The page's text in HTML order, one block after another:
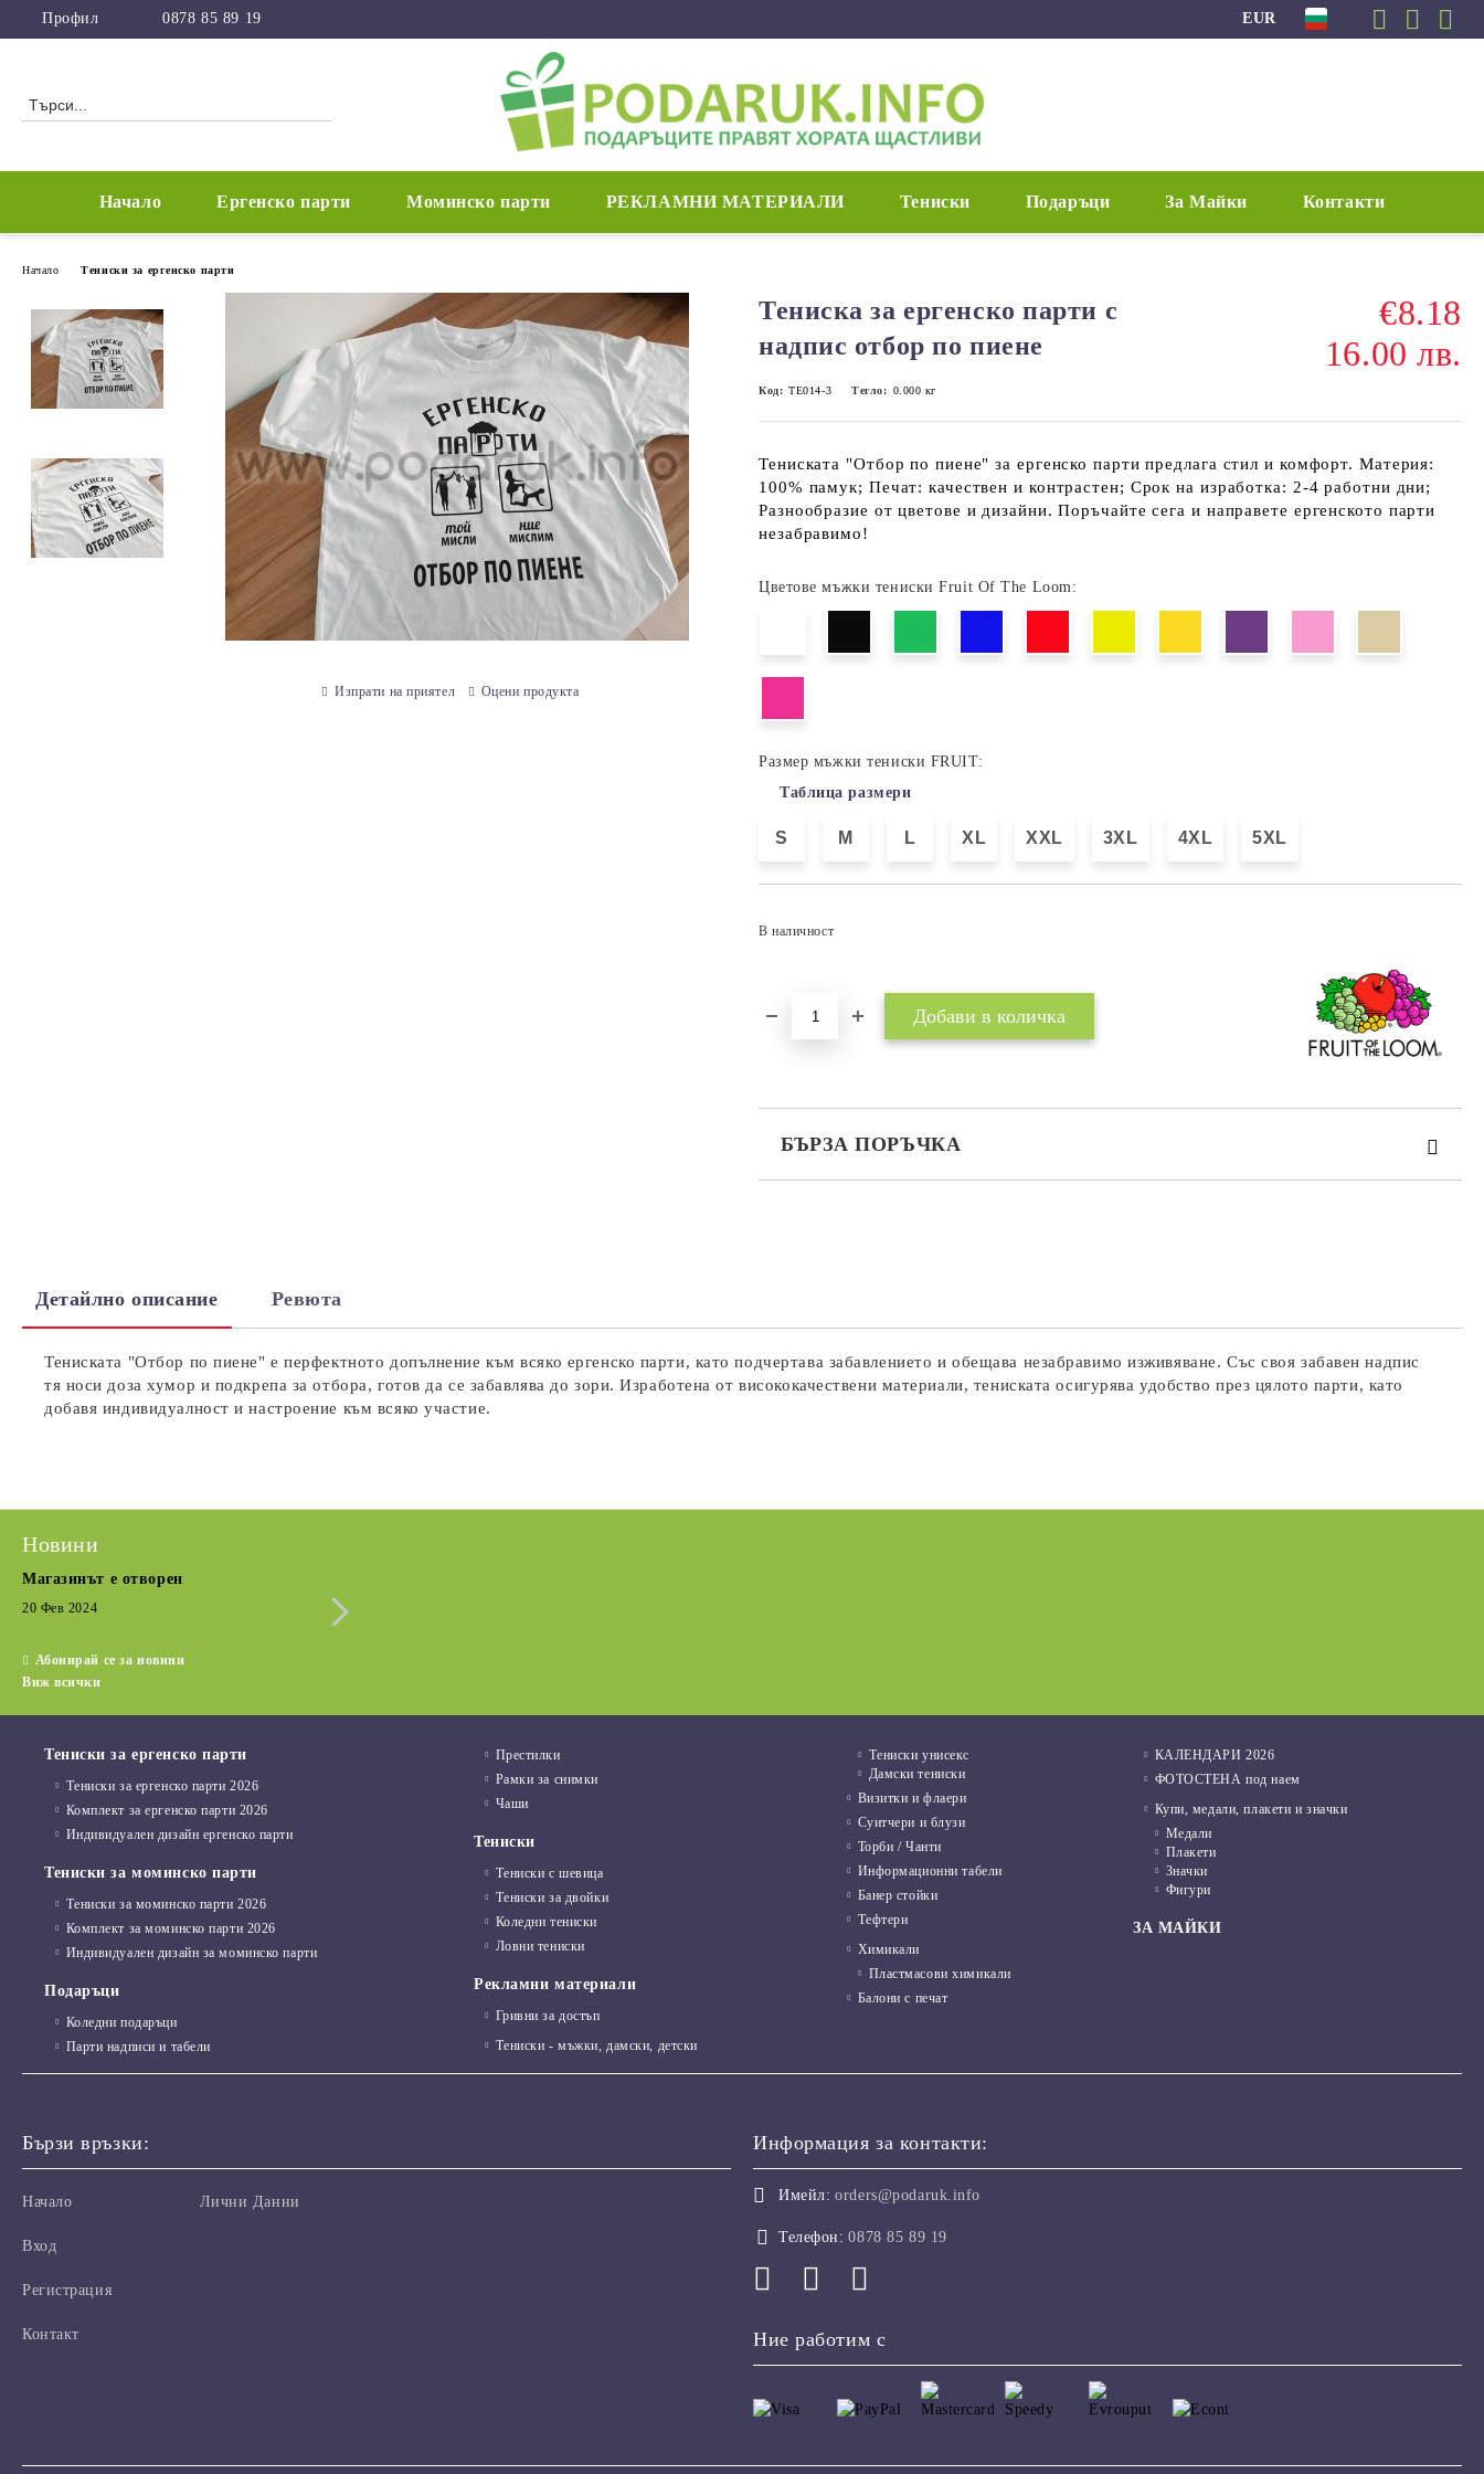
Профил 0878 85 89 19 EUR
Начало Ергенско парти Моминско парти РЕКЛАМНИ МАТЕРИАЛИ Тениски Подаръци За Майки Контакти
Начало Тениски за ергенско парти
Тениска за ергенско парти с
надпис отбор по пиене
€8.18
16.00 лв.
Код: ТЕ014-3 Тегло: 0.000 кг
Тениската "Отбор по пиене" за ергенско парти предлага стил и комфорт. Материя:
100% памук; Печат: качествен и контрастен; Срок на изработка: 2-4 работни дни;
Разнообразие от цветове и дизайни. Поръчайте сега и направете ергенското парти
незабравимо!
Цветове мъжки тениски Fruit Of The Loom:
Размер мъжки тениски FRUIT:
Таблица размери
S M L XL XXL 3XL 4XL 5XL
В наличност
БЪРЗА ПОРЪЧКА
Изпрати на приятел Оцени продукта
Детайлно описание Ревюта
Тениската "Отбор по пиене" е перфектното допълнение към всяко ергенско парти, като подчертава забавлението и обещава незабравимо изживяване. Със своя забавен надпис
тя носи доза хумор и подкрепа за отбора, готов да се забавлява до зори. Изработена от висококачествени материали, тениската осигурява удобство през цялото парти, като
добавя индивидуалност и настроение към всяко участие.
Новини
Магазинът е отворен
20 Фев 2024
Абонирай се за новини
Виж всички
Тениски за ергенско парти
Тениски за ергенско парти 2026
Комплект за ергенско парти 2026
Индивидуален дизайн ергенско парти
Тениски за моминско парти
Тениски за моминско парти 2026
Комплект за моминско парти 2026
Индивидуален дизайн за моминско парти
Подаръци
Коледни подаръци
Парти надписи и табели
Престилки
Рамки за снимки
Чаши
Тениски
Тениски с шевица
Тениски за двойки
Коледни тениски
Ловни тениски
Рекламни материали
Гривни за достъп
Тениски - мъжки, дамски, детски
Тениски унисекс
Дамски тениски
Визитки и флаери
Суитчери и блузи
Торби / Чанти
Информационни табели
Банер стойки
Тефтери
Химикали
Пластмасови химикали
Балони с печат
КАЛЕНДАРИ 2026
ФОТОСТЕНА под наем
Купи, медали, плакети и значки
Медали
Плакети
Значки
Фигури
ЗА МАЙКИ
Бързи връзки:
Начало
Вход
Регистрация
Контакт
Лични Данни
Информация за контакти:
Имейл: orders@podaruk.info
Телефон: 0878 85 89 19
Ние работим с